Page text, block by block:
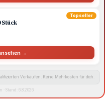
Topseller
→
Verkäufen. Keine Mehrkosten für dich.
· Stand: 6.8.2026